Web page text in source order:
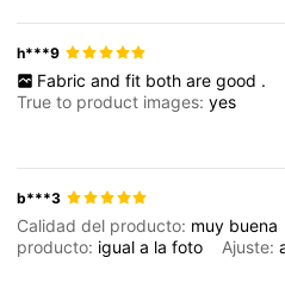
h***9
Fabric and fit both are good .
True to product images:yes
b***3
Calidad del producto: muy buena
producto: iguala lafoto Ajuste: